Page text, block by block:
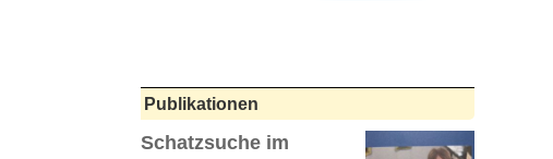
Publikationen
Schatzsuche im